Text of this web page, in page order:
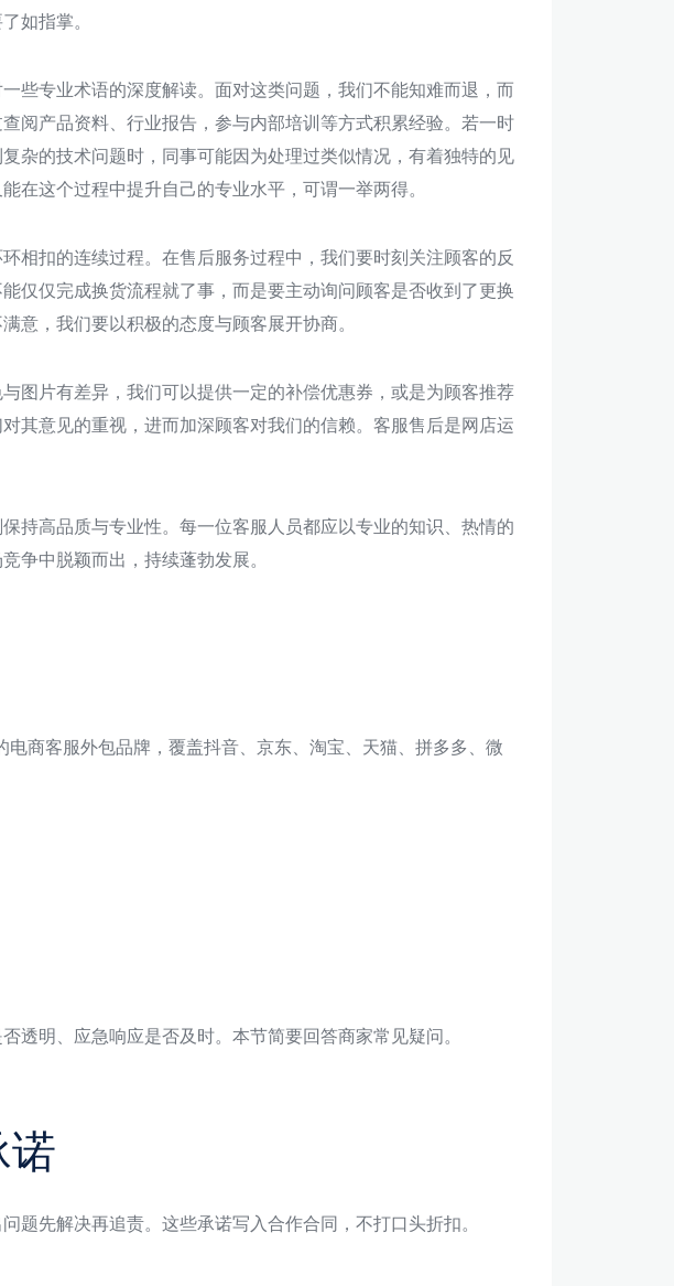
如指掌。
些专业术语的深度解读。面对这类问题，我们不能知难而退，而
阅产品资料、行业报告，参与内部培训等方式积累经验。若一时
杂的技术问题时，同事可能因为处理过类似情况，有着独特的见
在这个过程中提升自己的专业水平，可谓一举两得。
相扣的连续过程。在售后服务过程中，我们要时刻关注顾客的反
仅仅完成换货流程就了事，而是要主动询问顾客是否收到了更换
意，我们要以积极的态度与顾客展开协商。
图片有差异，我们可以提供一定的补偿优惠券，或是为顾客推荐
其意见的重视，进而加深顾客对我们的信赖。客服售后是网店运
持高品质与专业性。每一位客服人员都应以专业的知识、热情的
争中脱颖而出，持续蓬勃发展。
电商客服外包品牌，覆盖抖音、京东、淘宝、天猫、拼多多、微
透明、应急响应是否及时。本节简要回答商家常见疑问。
诺
题先解决再追责。这些承诺写入合作合同，不打口头折扣。